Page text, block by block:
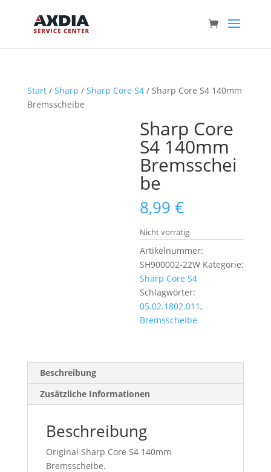
Start/ Sharp / Sharp Core S4/ Sharp Core S4 140mm
Bremsscheibe
Sharp Core
S4 140mm
Bremsschei
be
8,99€
Nicht vorrätig
Artikelnummer:
SH900002-22W Kategorie:
Sharp Core S4
Schlagwörter:
05.02.1802.011,
Bremsscheibe
Beschreibung
Zusätzliche Informationen
Beschreibung
Original Sharp Core S4 140mm
Bremsscheibe.